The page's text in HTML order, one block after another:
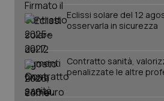
Eclissi solare del 12
osservarla in sicurezza
Contratto sanità,
penalizzate le altre